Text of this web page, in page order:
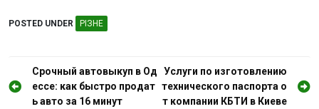
POSTED UNDER РІЗНЕ
Н
а
Срочный автовыкуп в Од
ессе: как быстро продат
ь авто за 16 минут
Услуги по изготовлению
технического паспорта о
т компании КБТИ в Киеве